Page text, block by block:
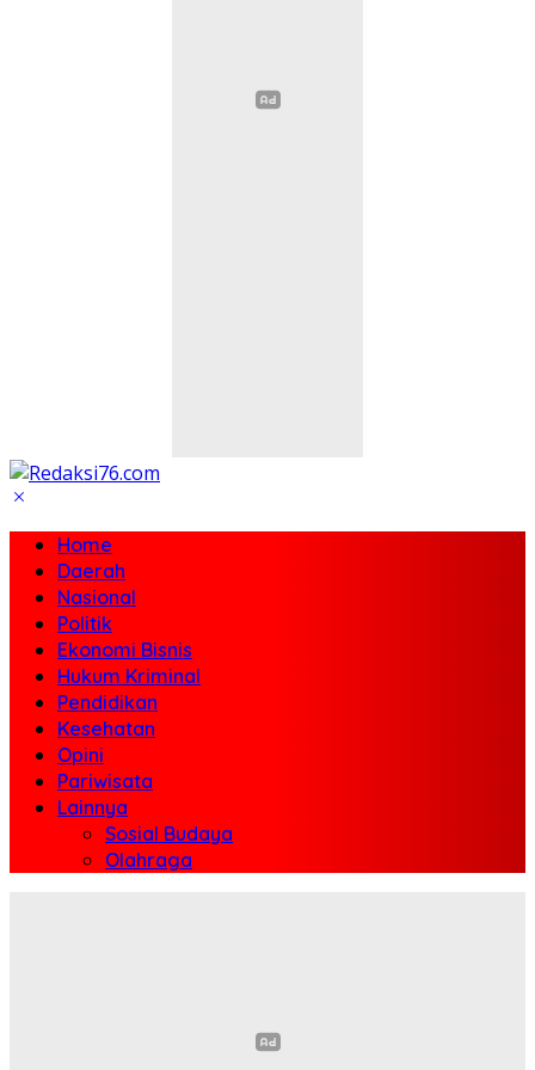
Home
Daerah
Nasional
Politik
Ekonomi Bisnis
Hukum Kriminal
Pendidikan
Kesehatan
Opini
Pariwisata
Lainnya
Sosial Budaya
Olahraga